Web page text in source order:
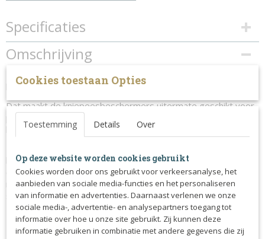
Specificaties
Productcode
215-1609
Omschrijving
Deze eQuick Ultra peesbeschermers hebben een verlengde
binnenkant waardoor deze meer stevigheid biedt bij de knie.
Dat maakt de kniepeesbeschermers uitermate geschikt voor
buikant is versterkt met TPU om de peesbeschermers
elasticiteit te geven. De binnenkant heeft een zachte
neopreen voering met een lycra randje om wondjes en
schuren te voorkomen.
Eenvoudig te verstellen door middel van de snelsluitingen.
Exclusieve gepatenteerde eFluidgel technologie: De
Cookies toestaan Opties
Toestemming Details Over
Op deze website worden cookies gebruikt
Cookies worden door ons gebruikt voor verkeersanalyse, het
aanbieden van sociale media-functies en het personaliseren
van informatie en advertenties. Daarnaast verlenen we onze
sociale media-, advertentie- en analysepartners toegang tot
informatie over hoe u onze site gebruikt. Zij kunnen deze
informatie gebruiken in combinatie met andere gegevens die zij